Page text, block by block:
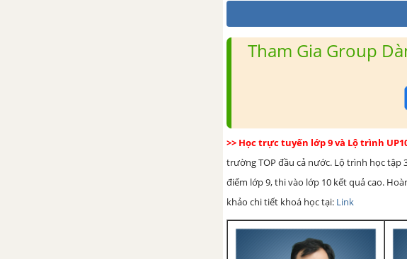
Tham Gia Group
>> Học trực tuyến lớp 9 và Lộ trình
trường TOP đầu cả nước. Lộ trình học tập
điểm lớp 9, thi vào lớp 10 kết quả cao.
khảo chi tiết khoá học tại: Link